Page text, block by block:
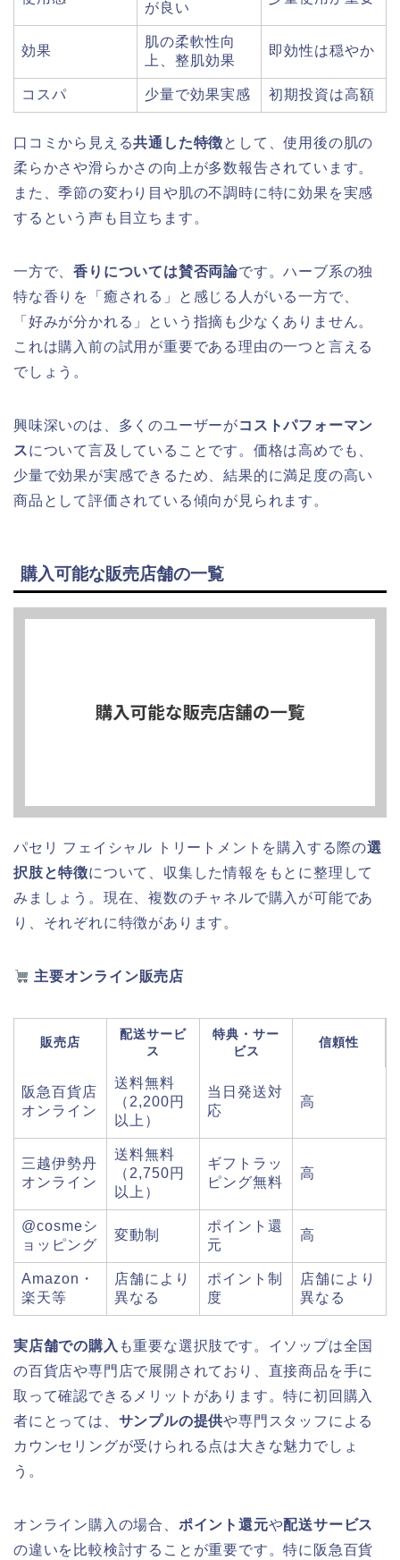
が良い
効果
肌の柔軟性向
上、整肌効果
即効性は穏やか
コスパ 少量で効果実感 初期投資は高額
口コミから見える共通した特徴として、使用後の肌の
柔らかさや滑らかさの向上が多数報告されています。
また、季節の変わり目や肌の不調時に特に効果を実感
するという声も目立ちます。
一方で、香りについては賛否両論です。ハーブ系の独
特な香りを「癒される」と感じる人がいる一方で、
「好みが分かれる」という指摘も少なくありません。
これは購入前の試用が重要である理由の一つと言える
でしょう。
興味深いのは、多くのユーザーがコストパフォーマン
スについて言及していることです。価格は高めでも、
少量で効果が実感できるため、結果的に満足度の高い
商品として評価されている傾向が見られます。
購入可能な販売店舗の一覧
パセリ フェイシャル トリートメントを購入する際の選
択肢と特徴について、収集した情報をもとに整理して
みましょう。現在、複数のチャネルで購入が可能であ
り、それぞれに特徴があります。
主要オンライン販売店
販売店
配送サービ
ス
特典・サー
ビス
信頼性
阪急百貨店
オンライン
送料無料
（2,200円
以上）
当日発送対
応
高
三越伊勢丹
オンライン
送料無料
（2,750円
以上）
ギフトラッ
ピング無料
高
@cosmeシ
ョッピング
変動制
ポイント還
元
高
Amazon・
楽天等
店舗により
異なる
ポイント制
度
店舗により
異なる
実店舗での購入 も重要な選択肢です。イソップは全国
の百貨店や専門店で展開されており、直接商品を手に
取って確認できるメリットがあります。特に初回購入
者にとっては、 サンプルの提供や専門スタッフによる
カウンセリングが受けられる点は大きな魅力でしょ
う。
オンライン購入の場合、 ポイント還元や配送サービス
の違いを比較検討することが重要です。特に阪急百貨